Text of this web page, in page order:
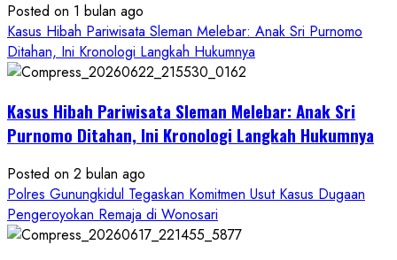
Aliansi
Janji
Kawal
Proses
Sampai
Tuntas
Posted on 1 bulan ago
Kasus Hibah Pariwisata Sleman Melebar: Anak Sri Purnomo
Ditahan, Ini Kronologi Langkah Hukumnya
Kasus Hibah Pariwisata Sleman Melebar: Anak Sri
Purnomo Ditahan, Ini Kronologi Langkah Hukumnya
Posted on 2 bulan ago
Polres Gunungkidul Tegaskan Komitmen Usut Kasus Dugaan
Pengeroyokan Remaja di Wonosari